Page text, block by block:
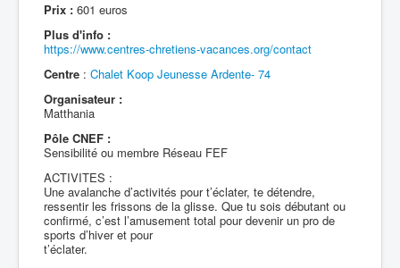
Prix : 601 euros
Plus d'info :
https://www.centres-chretiens-vacances.org/contact
Centre : Chalet Koop Jeunesse Ardente- 74
Organisateur :
Matthania
Pôle CNEF :
Sensibilité ou membre Réseau FEF
ACTIVITES :
Une avalanche d’activités pour t’éclater, te détendre,
ressentir les frissons de la glisse. Que tu sois débutant ou
confirmé, c’est l’amusement total pour devenir un pro de
sports d’hiver et pour
t’éclater.